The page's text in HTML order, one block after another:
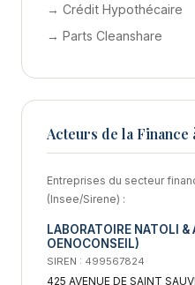
→ Crédit Hypothécaire
→ Parts Cleanshare
Acteurs de la Finance
Entreprises du secteur
(Insee/Sirene) :
LABORATOIRE NATOLI &
OENOCONSEIL)
SIREN : 499567824
425 AVENUE DE SAINT